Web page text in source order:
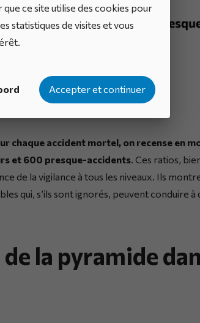
ce site utilise des cookies pour
statistiques de visites et vous
Accepter et continuer
chaque accident mortel, on recense en
et 600 presque-accidents. Ces ratios,
de la vigilance à tous les niveaux. Ils
qui, s’ils sont ignorés, peuvent conduire à
la pyramide